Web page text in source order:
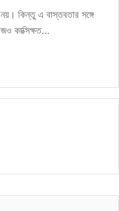
কিন্তু এ বাস্তবতার সঙ্গে
কাক্সিক্ষত…